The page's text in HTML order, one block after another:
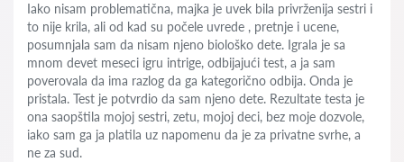
Iako nisam problematična, majka je uvek bila privrženija sestri i
to nije krila, ali od kad su počele uvrede , pretnje i ucene,
posumnjala sam da nisam njeno biološko dete. Igrala je sa
mnom devet meseci igru intrige, odbijajući test, a ja sam
poverovala da ima razlog da ga kategorično odbija. Onda je
pristala. Test je potvrdio da sam njeno dete. Rezultate testa je
ona saopštila mojoj sestri, zetu, mojoj deci, bez moje dozvole,
iako sam ga ja platila uz napomenu da je za privatne svrhe, a
ne za sud.